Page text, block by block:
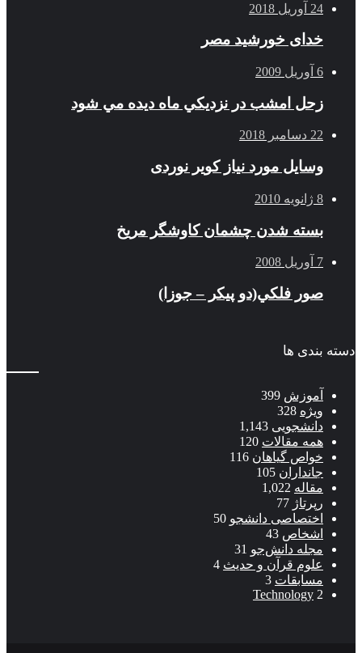
24 آوریل 2018
خدای خورشید مصر
6 آوریل 2009
زحل امشب در نزديكي ماه ديده مي شود
22 دسامبر 2018
وسایل مورد نیاز کویر نوردی
8 ژانویه 2010
بسته شدن چشمان کاوشگر مريخ
7 آوریل 2008
صور فلكي(دو پیکر – جوزا)
دسته بندی ها
آموزش 399
ویژه 328
دانشجویی 1,143
همه مقالات 120
خواص گیاهان 116
جانداران 105
مقاله 1,022
رپرتاژ 77
اختصاصی دانشجو 50
اشخاص 43
مجله دانش‌جو 31
علوم قرآن و حدیث 4
مسابقات 3
Technology 2